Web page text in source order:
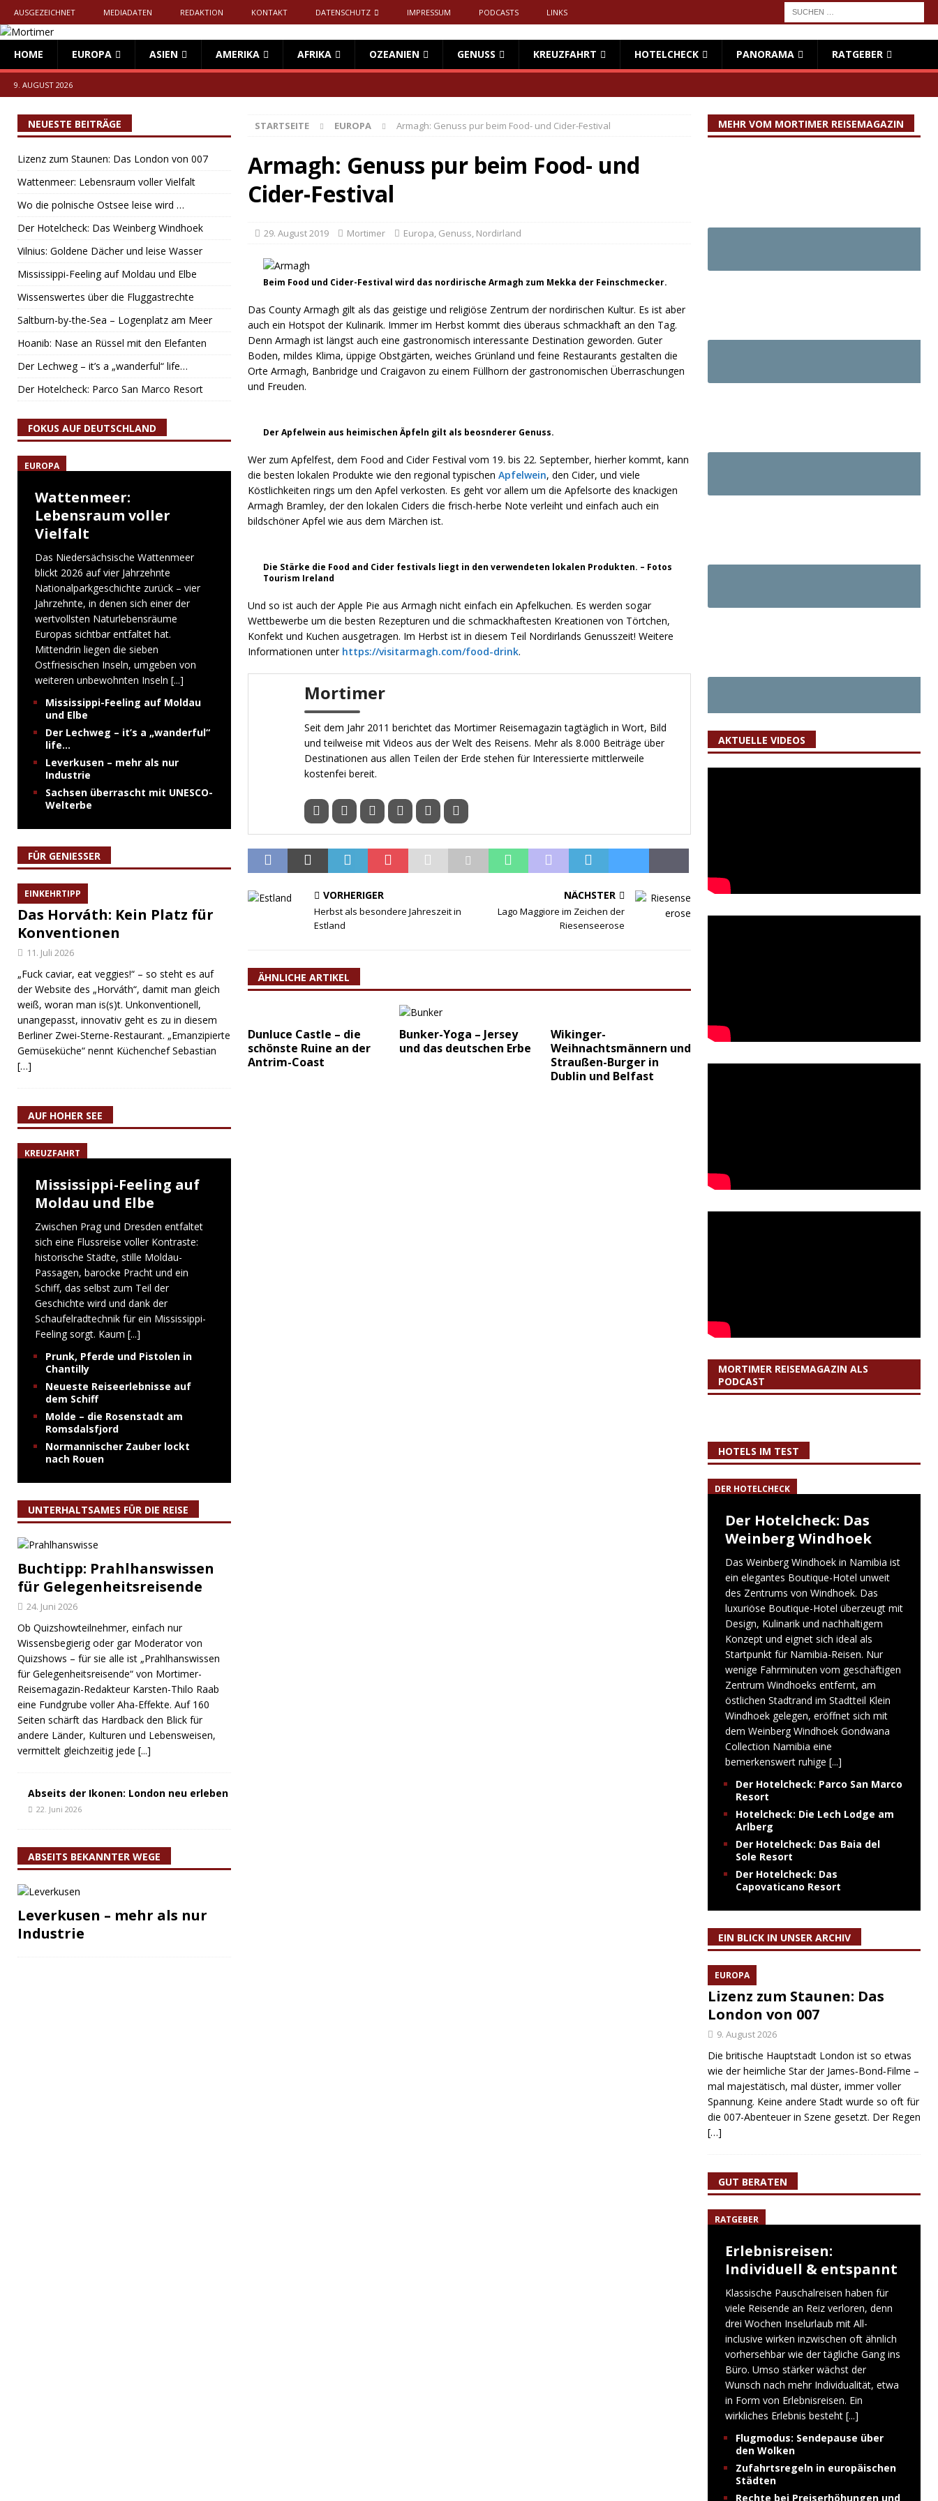
AUSGEZEICHNET MEDIADATEN REDAKTION KONTAKT DATENSCHUTZ IMPRESSUM PODCASTS LINKS
HOME EUROPA ASIEN AMERIKA AFRIKA OZEANIEN GENUSS KREUZFAHRT HOTELCHECK PANORAMA RATGEBER
9. AUGUST 2026
STARTSEITE EUROPA Armagh: Genuss pur beim Food- und Cider-Festival
Armagh: Genuss pur beim Food- und
Cider-Festival
29. August 2019 Mortimer Europa, Genuss, Nordirland
Beim Food und Cider-Festival wird das nordirische Armagh zum Mekka der Feinschmecker.
Das County Armagh gilt als das geistige und religiöse Zentrum der nordirischen Kultur. Es ist aber
auch ein Hotspot der Kulinarik. Immer im Herbst kommt dies überaus schmackhaft an den Tag.
Denn Armagh ist längst auch eine gastronomisch interessante Destination geworden. Guter
Boden, mildes Klima, üppige Obstgärten, weiches Grünland und feine Restaurants gestalten die
Orte Armagh, Banbridge und Craigavon zu einem Füllhorn der gastronomischen Überraschungen
und Freuden.
Der Apfelwein aus heimischen Äpfeln gilt als beosnderer Genuss.
Wer zum Apfelfest, dem Food and Cider Festival vom 19. bis 22. September, hierher kommt, kann
die besten lokalen Produkte wie den regional typischen Apfelwein, den Cider, und viele
Köstlichkeiten rings um den Apfel verkosten. Es geht vor allem um die Apfelsorte des knackigen
Armagh Bramley, der den lokalen Ciders die frisch-herbe Note verleiht und einfach auch ein
bildschöner Apfel wie aus dem Märchen ist.
Die Stärke die Food and Cider festivals liegt in den verwendeten lokalen Produkten. – Fotos
Tourism Ireland
Und so ist auch der Apple Pie aus Armagh nicht einfach ein Apfelkuchen. Es werden sogar
Wettbewerbe um die besten Rezepturen und die schmackhaftesten Kreationen von Törtchen,
Konfekt und Kuchen ausgetragen. Im Herbst ist in diesem Teil Nordirlands Genusszeit! Weitere
Informationen unter https://visitarmagh.com/food-drink.
Mortimer
Seit dem Jahr 2011 berichtet das Mortimer Reisemagazin tagtäglich in Wort, Bild
und teilweise mit Videos aus der Welt des Reisens. Mehr als 8.000 Beiträge über
Destinationen aus allen Teilen der Erde stehen für Interessierte mittlerweile
kostenfei bereit.
VORHERIGER
Herbst als besondere Jahreszeit in
Estland
NÄCHSTER
Lago Maggiore im Zeichen der
Riesenseerose
ÄHNLICHE ARTIKEL
Dunluce Castle – die
schönste Ruine an der
Antrim-Coast
Bunker-Yoga – Jersey
und das deutschen Erbe
Wikinger-
Weihnachtsmännern und
Straußen-Burger in
Dublin und Belfast
NEUESTE BEITRÄGE
Lizenz zum Staunen: Das London von 007
Wattenmeer: Lebensraum voller Vielfalt
Wo die polnische Ostsee leise wird …
Der Hotelcheck: Das Weinberg Windhoek
Vilnius: Goldene Dächer und leise Wasser
Mississippi-Feeling auf Moldau und Elbe
Wissenswertes über die Fluggastrechte
Saltburn-by-the-Sea – Logenplatz am Meer
Hoanib: Nase an Rüssel mit den Elefanten
Der Lechweg – it’s a „wanderful“ life…
Der Hotelcheck: Parco San Marco Resort
FOKUS AUF DEUTSCHLAND
EUROPA
Wattenmeer:
Lebensraum voller
Vielfalt
Das Niedersächsische Wattenmeer
blickt 2026 auf vier Jahrzehnte
Nationalparkgeschichte zurück – vier
Jahrzehnte, in denen sich einer der
wertvollsten Naturlebensräume
Europas sichtbar entfaltet hat.
Mittendrin liegen die sieben
Ostfriesischen Inseln, umgeben von
weiteren unbewohnten Inseln [...]
Mississippi-Feeling auf Moldau
und Elbe
Der Lechweg – it’s a „wanderful“
life…
Leverkusen – mehr als nur
Industrie
Sachsen überrascht mit UNESCO-
Welterbe
FÜR GENIESSER
EINKEHRTIPP
Das Horváth: Kein Platz für
Konventionen
11. Juli 2026
„Fuck caviar, eat veggies!“ – so steht es auf
der Website des „Horváth“, damit man gleich
weiß, woran man is(s)t. Unkonventionell,
unangepasst, innovativ geht es zu in diesem
Berliner Zwei-Sterne-Restaurant. „Emanzipierte
Gemüseküche“ nennt Küchenchef Sebastian
[…]
AUF HOHER SEE
KREUZFAHRT
Mississippi-Feeling auf
Moldau und Elbe
Zwischen Prag und Dresden entfaltet
sich eine Flussreise voller Kontraste:
historische Städte, stille Moldau-
Passagen, barocke Pracht und ein
Schiff, das selbst zum Teil der
Geschichte wird und dank der
Schaufelradtechnik für ein Mississippi-
Feeling sorgt. Kaum [...]
Prunk, Pferde und Pistolen in
Chantilly
Neueste Reiseerlebnisse auf
dem Schiff
Molde – die Rosenstadt am
Romsdalsfjord
Normannischer Zauber lockt
nach Rouen
UNTERHALTSAMES FÜR DIE REISE
Buchtipp: Prahlhanswissen
für Gelegenheitsreisende
24. Juni 2026
Ob Quizshowteilnehmer, einfach nur
Wissensbegierig oder gar Moderator von
Quizshows – für sie alle ist „Prahlhanswissen
für Gelegenheitsreisende“ von Mortimer-
Reisemagazin-Redakteur Karsten-Thilo Raab
eine Fundgrube voller Aha-Effekte. Auf 160
Seiten schärft das Hardback den Blick für
andere Länder, Kulturen und Lebensweisen,
vermittelt gleichzeitig jede [...]
Abseits der Ikonen: London neu erleben
22. Juni 2026
ABSEITS BEKANNTER WEGE
Leverkusen – mehr als nur
Industrie
MEHR VOM MORTIMER REISEMAGAZIN
AKTUELLE VIDEOS
MORTIMER REISEMAGAZIN ALS
PODCAST
HOTELS IM TEST
DER HOTELCHECK
Der Hotelcheck: Das
Weinberg Windhoek
Das Weinberg Windhoek in Namibia ist
ein elegantes Boutique-Hotel unweit
des Zentrums von Windhoek. Das
luxuriöse Boutique-Hotel überzeugt mit
Design, Kulinarik und nachhaltigem
Konzept und eignet sich ideal als
Startpunkt für Namibia-Reisen. Nur
wenige Fahrminuten vom geschäftigen
Zentrum Windhoeks entfernt, am
östlichen Stadtrand im Stadtteil Klein
Windhoek gelegen, eröffnet sich mit
dem Weinberg Windhoek Gondwana
Collection Namibia eine
bemerkenswert ruhige [...]
Der Hotelcheck: Parco San Marco
Resort
Hotelcheck: Die Lech Lodge am
Arlberg
Der Hotelcheck: Das Baia del
Sole Resort
Der Hotelcheck: Das
Capovaticano Resort
EIN BLICK IN UNSER ARCHIV
EUROPA
Lizenz zum Staunen: Das
London von 007
9. August 2026
Die britische Hauptstadt London ist so etwas
wie der heimliche Star der James‑Bond‑Filme –
mal majestätisch, mal düster, immer voller
Spannung. Keine andere Stadt wurde so oft für
die 007-Abenteuer in Szene gesetzt. Der Regen
[…]
GUT BERATEN
RATGEBER
Erlebnisreisen:
Individuell & entspannt
Klassische Pauschalreisen haben für
viele Reisende an Reiz verloren, denn
drei Wochen Inselurlaub mit All-
inclusive wirken inzwischen oft ähnlich
vorhersehbar wie der tägliche Gang ins
Büro. Umso stärker wächst der
Wunsch nach mehr Individualität, etwa
in Form von Erlebnisreisen. Ein
wirkliches Erlebnis besteht [...]
Flugmodus: Sendepause über
den Wolken
Zufahrtsregeln in europäischen
Städten
Rechte bei Preiserhöhungen und